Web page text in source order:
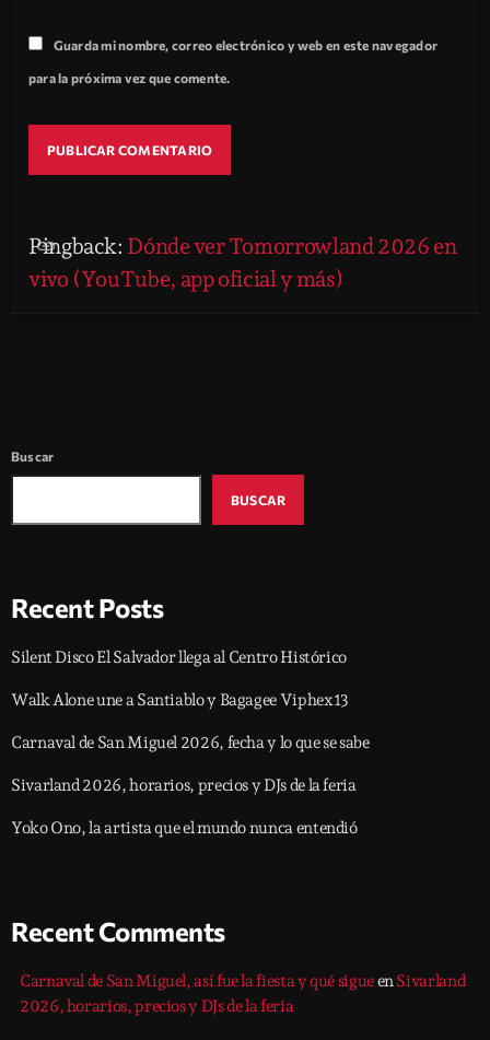
Guarda mi nombre, correo electrónico y web en este navegador
para la próxima vez que comente.
link
Pingback: Dónde ver Tomorrowland 2026 en
vivo (YouTube, app oficial y más)
Buscar
BUSCAR
Recent Posts
Silent Disco El Salvador llega al Centro Histórico
Walk Alone une a Santiablo y Bagagee Viphex13
Carnaval de San Miguel 2026, fecha y lo que se sabe
Sivarland 2026, horarios, precios y DJs de la feria
Yoko Ono, la artista que el mundo nunca entendió
Recent Comments
Carnaval de San Miguel, así fue la fiesta y qué sigueenSivarland
2026, horarios, precios y DJs de la feria